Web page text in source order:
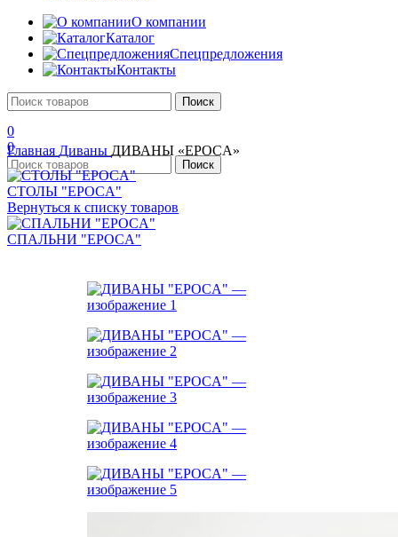
О компании
Каталог
Спецпредложения
Контакты
Поиск
0
0
Поиск
Главная Диваны ДИВАНЫ «EPOCA»
СТОЛЫ "EPOCA"
Вернуться к списку товаров
СПАЛЬНИ "EPOCA"